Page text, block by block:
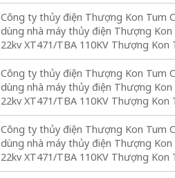
Công ty thủy điện Thượng Kon Tum
dùng nhà máy thủy điện Thượng
22kv XT471/TBA 110KV Thượng Kon
Công ty thủy điện Thượng Kon Tum
dùng nhà máy thủy điện Thượng
22kv XT471/TBA 110KV Thượng Kon
Công ty thủy điện Thượng Kon Tum
dùng nhà máy thủy điện Thượng
22kv XT471/TBA 110KV Thượng Kon